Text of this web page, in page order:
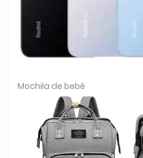
Mochila de bebê